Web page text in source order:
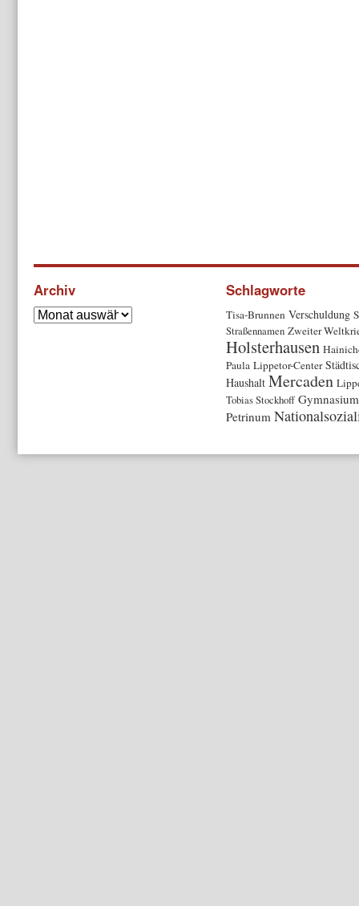
Archiv Schlagworte
Tisa-Brunnen Verschuldung
Straßennamen Zweiter
Holsterhausen
Paula Lippetor-Center
Haushalt Mercaden
Tobias Stockhoff Gymnasium
Petrinum